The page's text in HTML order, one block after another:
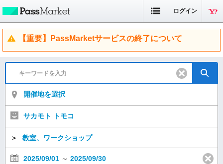
ログイン
【重要】PassMarketサービスの終了について
開催地を選択
サカモト トモコ
＞ 教室、ワークショップ
2025/09/01 ～ 2025/09/30